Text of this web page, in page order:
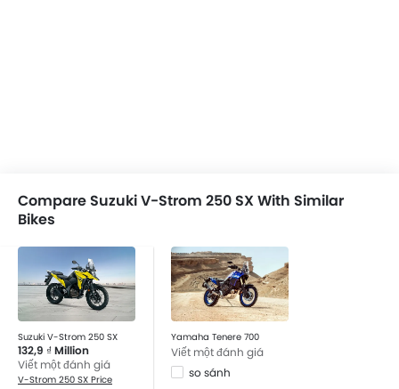
Compare Suzuki V-Strom 250 SX With Similar
Bikes
Suzuki V-Strom 250 SX
132,9 ₫ Million
Viết một đánh giá
V-Strom 250 SX Price
Yamaha Tenere 700
Viết một đánh giá
so sánh